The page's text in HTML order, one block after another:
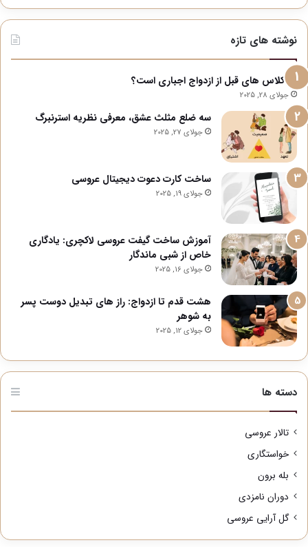
نوشته های تازه
آیا کلاس های قبل از ازدواج اجباری است؟
جولای 28, 2025
سه ضلع مثلث عشق، معرفی نظریه استرنبرگ
جولای 27, 2025
ساخت کارت دعوت دیجیتال عروسی
جولای 19, 2025
آموزش ساخت گیفت عروسی لاکچری: یادگاری
خاص از شبی ماندگار
جولای 16, 2025
هشت قدم تا ازدواج: راز های تبدیل دوست پسر
به شوهر
جولای 12, 2025
دسته ها
تالار عروسی
خواستگاری
بله برون
دوران نامزدی
گل آرایی عروسی